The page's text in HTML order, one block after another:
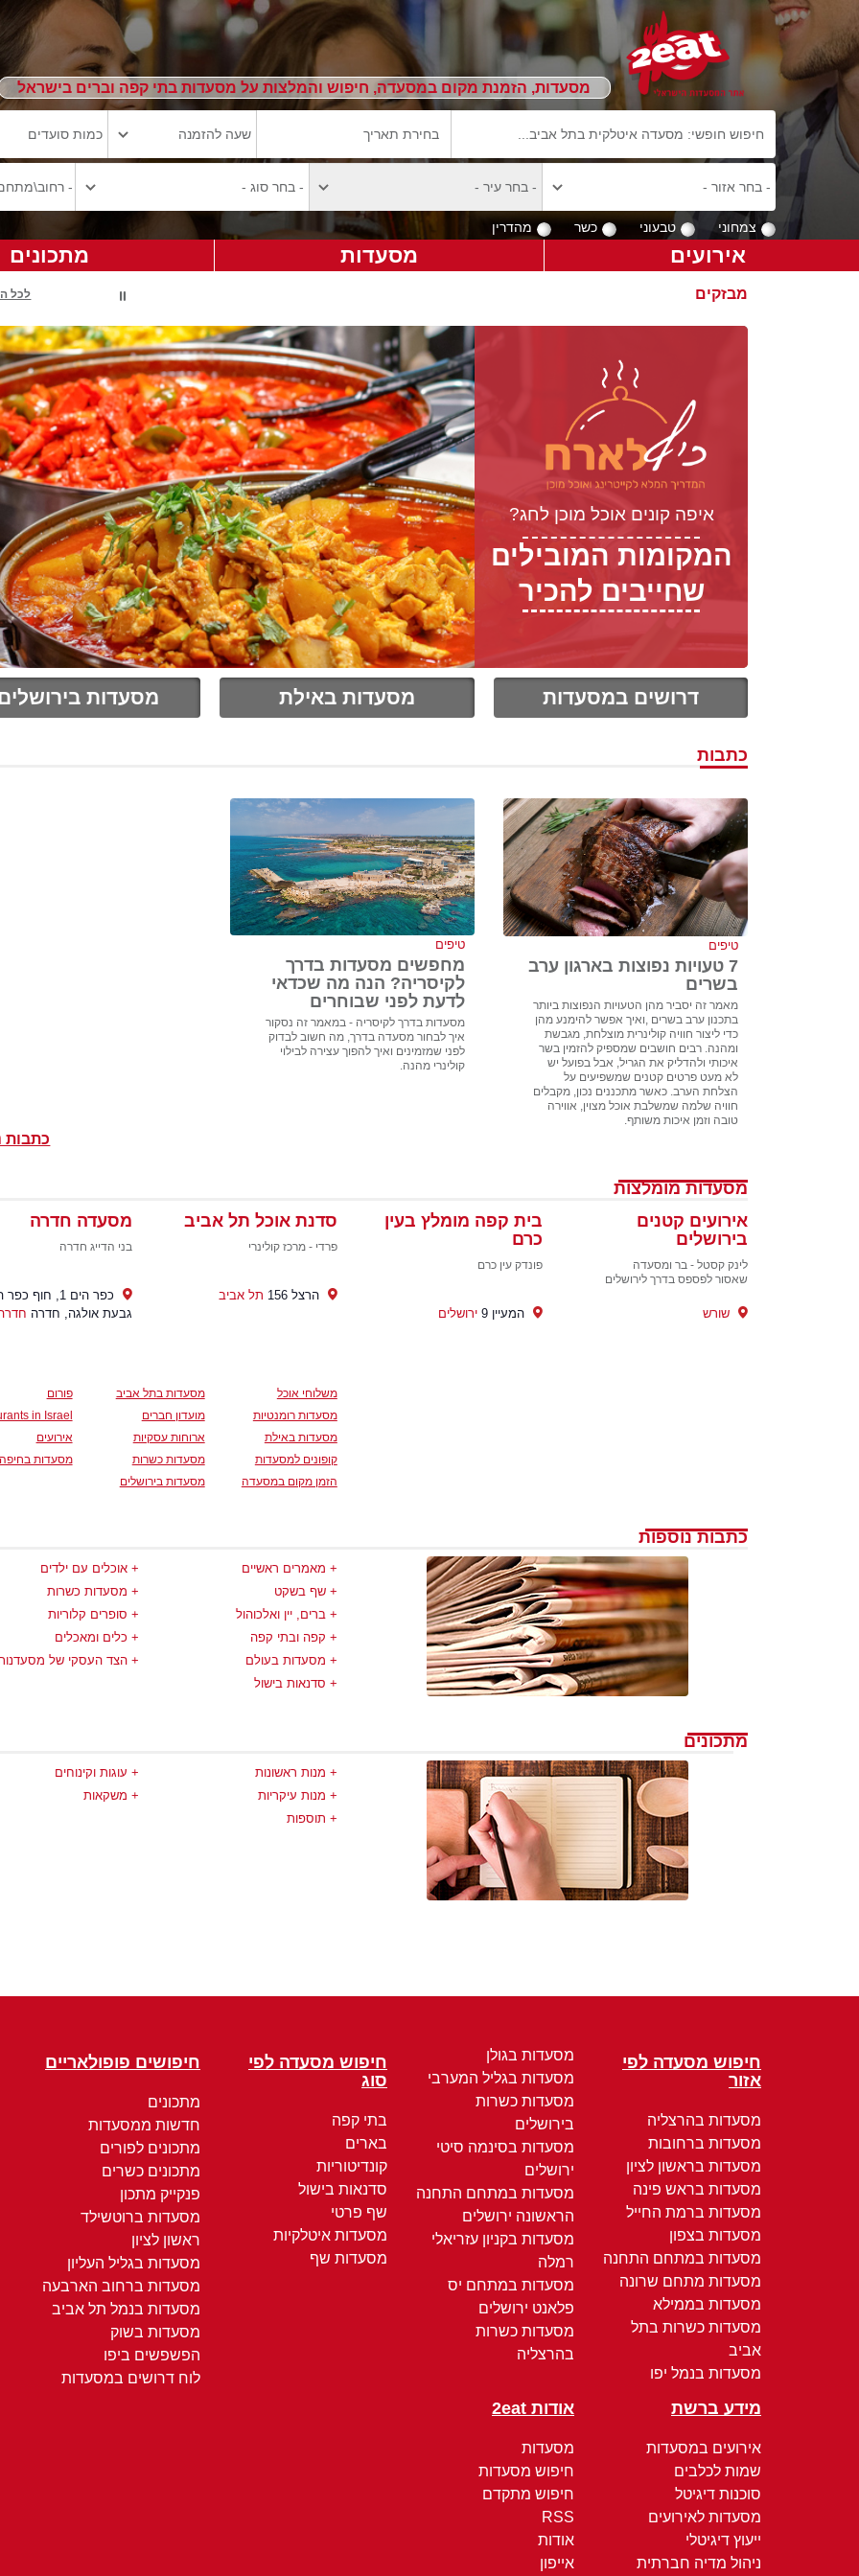
מסעדות, הזמנת מקום במסעדה, חיפוש והמלצות על מסעדות בתי קפה וברים בישראל
צמחוני טבעוני כשר מהדרין
אירועים מסעדות מתכונים
מבזקים לכל
איפה קונים אוכל מוכן לחג?
המקומות המובילים
שחייבים להכיר
דרושים במסעדות מסעדות באילת מסעדות
כתבות
טיפים
7 טעויות נפוצות בארגון ערב
בשרים
מאמר זה יסביר מהן הטעויות הנפוצות ביותר
בתכנון ערב בשרים ,ואיך אפשר להימנע מהן
כדי ליצור חוויה קולינרית מוצלחת, מגבשת
ומהנה. רבים חושבים שמספיק להזמין בשר
איכותי ולהדליק את הגריל, אבל בפועל יש
לא מעט פרטים קטנים שמשפיעים על
הצלחת הערב. כאשר מתכננים נכון, מקבלים
חוויה שלמה שמשלבת אוכל מצוין, אווירה
טובה וזמן איכות משותף.
טיפים
מחפשים מסעדות בדרך
לקיסריה? הנה מה שכדאי
לדעת לפני שבוחרים
מסעדות בדרך לקיסריה - במאמר זה נסקור
איך לבחור מסעדה בדרך, מה חשוב לבדוק
לפני שמזמינים ואיך להפוך עצירה לבילוי
קולינרי מהנה.
כתבות
מסעדות מומלצות
אירועים קטנים
בירושלים
לינק קסטל - בר ומסעדה
שאסור לפספס בדרך לירושלים
שורש
בית קפה מומלץ בעין
כרם
פונדק עין כרם
המעיין 9 ירושלים
סדנת אוכל תל אביב
פרדי - מרכז קולינרי
הרצל 156 תל אביב
מסעדה חדרה
בני הדייג חדרה
כפר הים 1, חוף
גבעת אולגה, חדרה
משלוחי אוכל
מסעדות רומנטיות
מסעדות באילת
קופונים למסעדות
הזמן מקום במסעדה
מסעדות בתל אביב
מועדון חברים
ארוחות עסקיות
מסעדות כשרות
מסעדות בירושלים
פורום
in Israel
אירועים
מסעדות בחיפה
כתבות נוספות
מאמרים ראשיים
שף בשקט
ברים, יין ואלכוהול
קפה ובתי קפה
מסעדות בעולם
סדנאות בישול
אוכלים עם ילדים
מסעדות כשרות
סופרים קלוריות
כלים ומאכלים
הצד העסקי של
מתכונים
מנות ראשונות
מנות עיקריות
תוספות
עוגות וקינוחים
משקאות
חיפוש מסעדה לפי
אזור
מסעדות בהרצליה
מסעדות ברחובות
מסעדות בראשון לציון
מסעדות בראש פינה
מסעדות ברמת החייל
מסעדות בצפון
מסעדות במתחם התחנה
מסעדות מתחם שרונה
מסעדות בממילא
מסעדות כשרות בתל
אביב
מסעדות בנמל יפו
מסעדות בגולן
מסעדות בגליל המערבי
מסעדות כשרות
בירושלים
מסעדות בסינמה סיטי
ירושלים
מסעדות במתחם התחנה
הראשונה ירושלים
מסעדות בקניון עזריאלי
רמלה
מסעדות במתחם יס
פלאנט ירושלים
מסעדות כשרות
בהרצליה
חיפוש מסעדה לפי
סוג
בתי קפה
בארים
קונדיטוריות
סדנאות בישול
שף פרטי
מסעדות איטלקיות
מסעדות שף
חיפושים פופולאריים
מתכונים
חדשות ממסעדות
מתכונים לפורים
מתכונים כשרים
פנקייק מתכון
מסעדות ברוטשילד
ראשון לציון
מסעדות בגליל העליון
מסעדות ברחוב הארבעה
מסעדות בנמל תל אביב
מסעדות בשוק
הפשפשים ביפו
לוח דרושים במסעדות
מידע ברשת
אירועים במסעדות
שמות לכלבים
סוכנות דיגיטל
מסעדות לאירועים
ייעוץ דיגיטלי
ניהול מדיה חברתית
אודות 2eat
מסעדות
חיפוש מסעדות
חיפוש מתקדם
RSS
אודות
אייפון